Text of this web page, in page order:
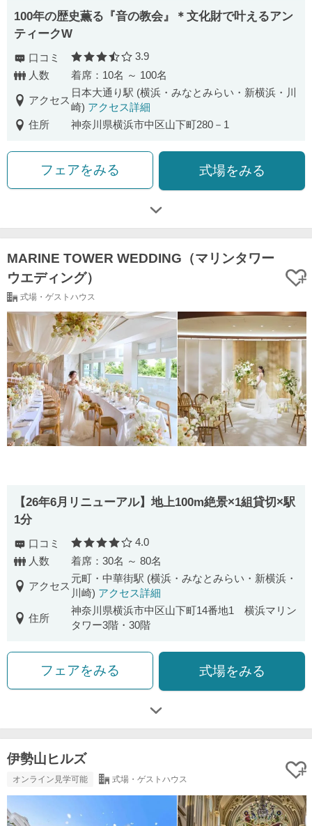
100年の歴史薫る『音の教会』＊文化財で叶えるアン
ティークW
口コミ 口コミ評価
3.9
人数
着席：10名 ～ 100名
アクセス
日本大通り駅 (横浜・みなとみらい・新横浜・川
崎) アクセス詳細
住所
神奈川県横浜市中区山下町280－1
フェアをみる 式場をみる
MARINE TOWER WEDDING（マリンタワー
ウエディング）
式場・ゲストハウス
【26年6月リニューアル】地上100m絶景×1組貸切×駅
1分
口コミ 口コミ評価
4.0
人数
着席：30名 ～ 80名
アクセス
元町・中華街駅 (横浜・みなとみらい・新横浜・
川崎) アクセス詳細
住所
神奈川県横浜市中区山下町14番地1 横浜マリン
タワー3階・30階
フェアをみる 式場をみる
伊勢山ヒルズ
オンライン見学可能 式場・ゲストハウス